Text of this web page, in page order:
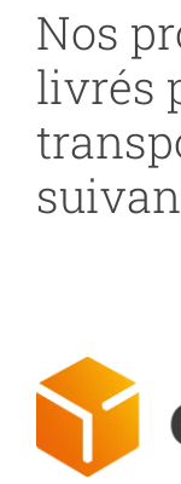
Nos
livrés